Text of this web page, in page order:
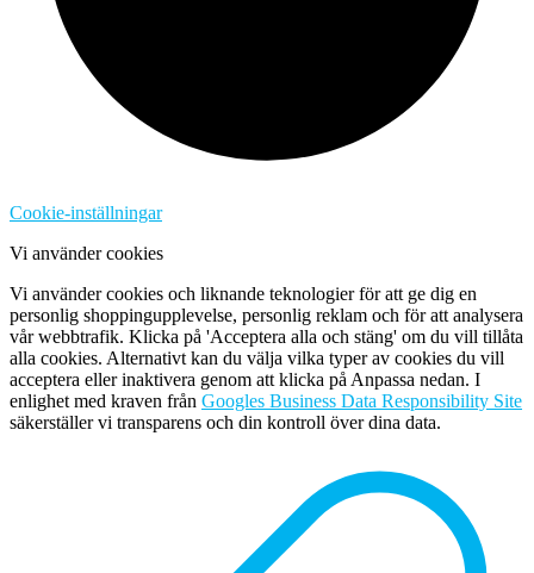
Cookie-inställningar
Vi använder cookies
Vi använder cookies och liknande teknologier för att ge dig en
personlig shoppingupplevelse, personlig reklam och för att analysera
vår webbtrafik. Klicka på 'Acceptera alla och stäng' om du vill tillåta
alla cookies. Alternativt kan du välja vilka typer av cookies du vill
acceptera eller inaktivera genom att klicka på Anpassa nedan. I
enlighet med kraven från Googles Business Data Responsibility Site
säkerställer vi transparens och din kontroll över dina data.